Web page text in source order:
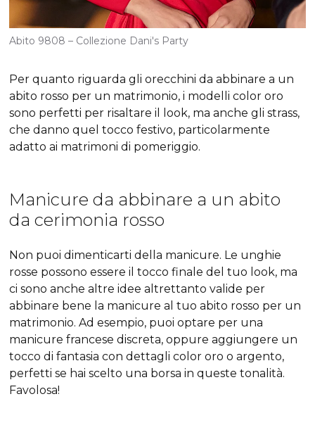
Abito 9808 – Collezione Dani's Party
Per quanto riguarda gli orecchini da abbinare a un
abito rosso per un matrimonio, i modelli color oro
sono perfetti per risaltare il look, ma anche gli strass,
che danno quel tocco festivo, particolarmente
adatto ai matrimoni di pomeriggio.
Manicure da abbinare a un abito
da cerimonia rosso
Non puoi dimenticarti della manicure. Le unghie
rosse possono essere il tocco finale del tuo look, ma
ci sono anche altre idee altrettanto valide per
abbinare bene la manicure al tuo abito rosso per un
matrimonio. Ad esempio, puoi optare per una
manicure francese discreta, oppure aggiungere un
tocco di fantasia con dettagli color oro o argento,
perfetti se hai scelto una borsa in queste tonalità.
Favolosa!